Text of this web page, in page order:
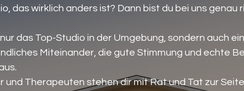
das wirklich anders ist? Dann bist du bei uns genau
das Top-Studio in der Umgebung, sondern auch
Miteinander, die gute Stimmung und echte
und Therapeuten stehen dir mit Rat und Tat zur